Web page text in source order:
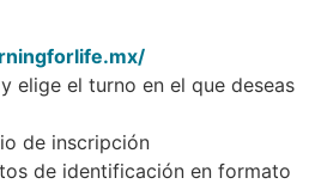
elige el turno en el que deseas
de inscripción
de identificación en formato